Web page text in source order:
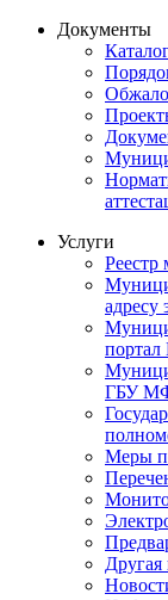
Документы
Услуги
Реестр
адресу
портал
ГБУ
Меры